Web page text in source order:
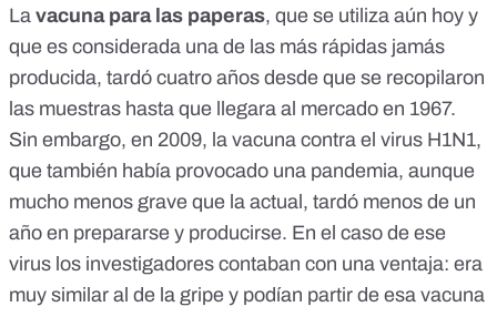
La vacuna para las paperas, que se utiliza aún hoy y
que es considerada una de las más rápidas jamás
producida, tardó cuatro años desde que se recopilaron
las muestras hasta que llegara al mercado en 1967.
Sin embargo, en 2009, la vacuna contra el virus H1N1,
que también había provocado una pandemia, aunque
mucho menos grave que la actual, tardó menos de un
año en prepararse y producirse. En el caso de ese
virus los investigadores contaban con una ventaja: era
muy similar al de la gripe y podían partir de esa vacuna